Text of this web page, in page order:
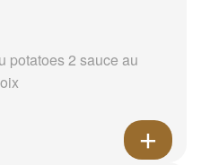
potatoes 2 sauce au